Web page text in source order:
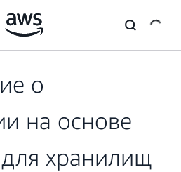
о
на основе
хранилищ